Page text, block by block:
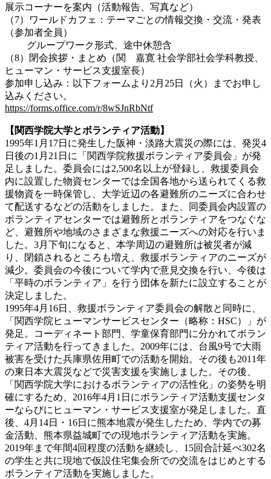
展示コーナーを案内（活動報告、写真など）
（7）ワールドカフェ：テーマごとの情報交換・交流・発表
（参加者全員）
グループワーク形式、途中休憩含
（8）閉会挨拶・まとめ（関 嘉寛 社会学部社会学科教授、
ヒューマン・サービス支援室長）
参加申し込み：以下フォームより2月25日（火）までお申し
込みください。
https://forms.office.com/r/8wSJnRbNtf
【関西学院大学とボランティア活動】
1995年1月17日に発生した阪神・淡路大震災の際には、発災4
日後の1月21日に「関西学院救援ボランティア委員会」が発
足しました。委員会には2,500名以上が登録し、救援委員会
内に設置した物資センターでは全国各地から送られてくる救
援物資を一時保管し、大学近辺の各避難所のニーズに合わせ
て配送するなどの活動をしました。また、同委員会内設置の
ボランティアセンターでは避難所とボランティアをつなぐな
ど、避難所や地域のさまざまな救援ニーズへの対応を行いま
した。3月下旬になると、本学周辺の避難所は被災者が減
り、閉鎖されるところも増え、救援ボランティアのニーズが
減少。委員会の今後について学内で意見交換を行い、今後は
「平時のボランティア」を行う団体を新たに設立することが
決定しました。
1995年4月16日、救援ボランティア委員会の解散と同時に、
「関西学院ヒューマンサービスセンター（略称：HSC）」が
発足。コーディネート部門、学童保育部門に分かれてボラン
ティア活動を行ってきました。2009年には、台風9号で大雨
被害を受けた兵庫県佐用町での活動を開始。その後も2011年
の東日本大震災などで災害支援を実施しました。その後、
「関西学院大学におけるボランティアの活性化」の姿勢を明
確にするため、2016年4月1日にボランティア活動支援センタ
ーならびにヒューマン・サービス支援室が発足しました。直
後、4月14日・16日に熊本地震が発生したため、学内での募
金活動、熊本県益城町での現地ボランティア活動を実施。
2019年まで年間4回程度の活動を継続し、15回合計延べ302名
の学生と共に現地で仮設住宅集会所での交流をはじめとする
ボランティア活動を実施しました。